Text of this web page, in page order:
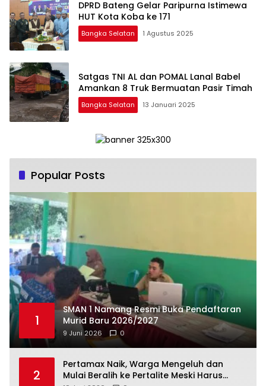
DPRD Bateng Gelar Paripurna Istimewa
HUT Kota Koba ke 171
Bangka Selatan 1 Agustus 2025
Satgas TNI AL dan POMAL Lanal Babel
Amankan 8 Truk Bermuatan Pasir Timah
Bangka Selatan 13 Januari 2025
Popular Posts
1
SMAN 1 Namang Resmi Buka Pendaftaran
Murid Baru 2026/2027
9 Juni 2026 0
2
‎Pertamax Naik, Warga Mengeluh dan
Mulai Beralih ke Pertalite Meski Harus